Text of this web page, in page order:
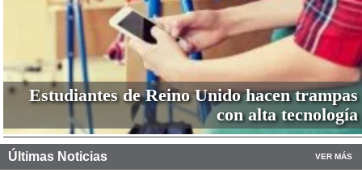
Estudiantes de Reino Unido hacen trampas
con alta tecnología
Últimas Noticias VER MÁS